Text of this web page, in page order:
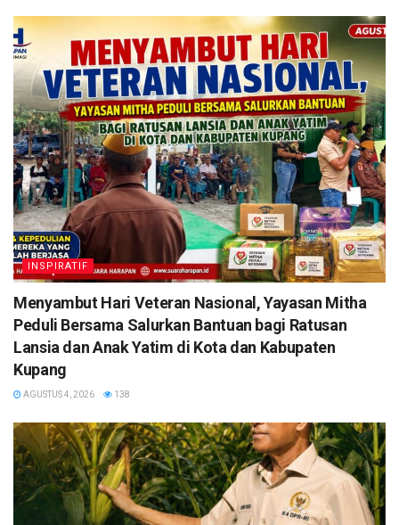
INSPIRATIF
​Menyambut Hari Veteran Nasional, Yayasan Mitha
Peduli Bersama Salurkan Bantuan bagi Ratusan
Lansia dan Anak Yatim di Kota dan Kabupaten
Kupang
AGUSTUS 4, 2026 138